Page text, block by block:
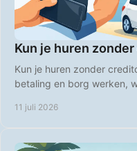
Kun je huren
Kun je huren zonder
betaling en borg werken,
11 juli 2026